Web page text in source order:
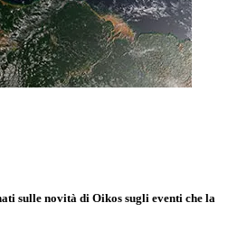
sulle novità di Oikos sugli eventi che la